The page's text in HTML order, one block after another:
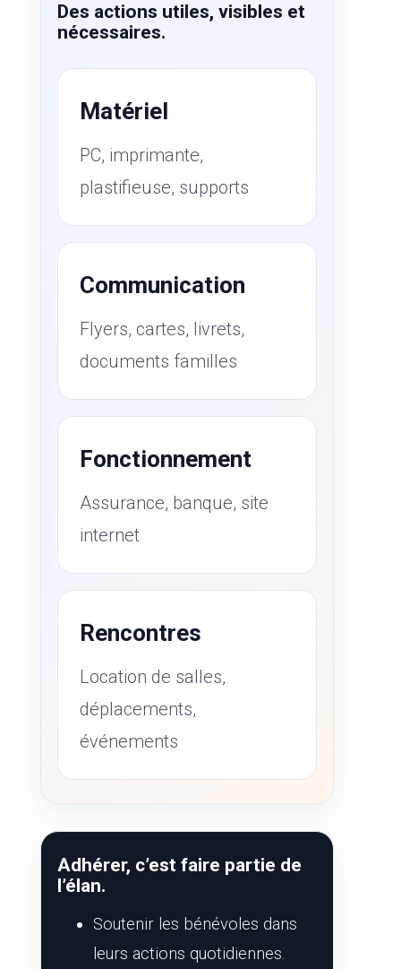
Des actions utiles, visibles et
nécessaires.
Matériel
PC, imprimante,
plastifieuse, supports
Communication
Flyers, cartes, livrets,
documents familles
Fonctionnement
Assurance, banque, site
internet
Rencontres
Location de salles,
déplacements,
événements
Adhérer, c’est faire partie de
l’élan.
Soutenir les bénévoles dans
leurs actions quotidiennes.